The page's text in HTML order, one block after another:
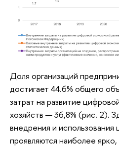
Доля организаций
достигает 44.6% общего
затрат на развитие
хозяйств — 36,8% (рис. 2).
внедрения и использования
проявляются наиболее